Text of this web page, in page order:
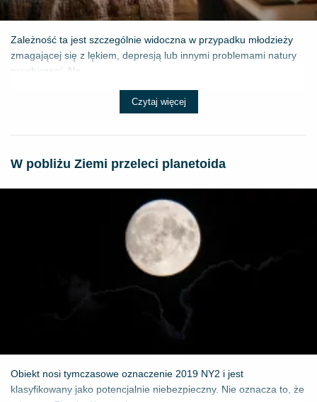
Zależność ta jest szczególnie widoczna w przypadku młodzieży
zmagającej się z lękiem, depresją lub innymi problemami natury
psychicznej. Na...
Czytaj więcej
W pobliżu Ziemi przeleci planetoida
Obiekt nosi tymczasowe oznaczenie 2019 NY2 i jest
klasyfikowany jako potencjalnie niebezpieczny. Nie oznacza to, że